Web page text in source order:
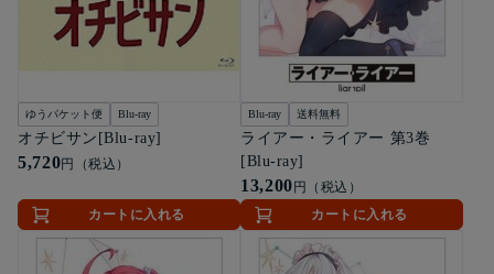
ゆうパケット便 Blu-ray
オチビサン[Blu-ray]
5,720円（税込）
カートに入れる
Blu-ray 送料無料
ライアー・ライアー 第3巻
[Blu-ray]
13,200 円（税込）
カートに入れる